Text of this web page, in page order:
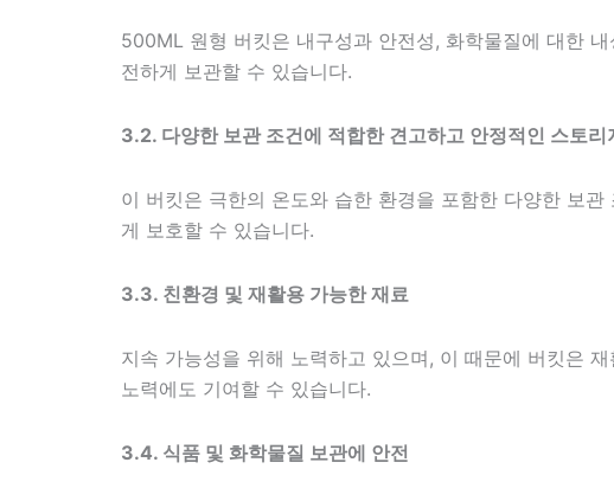
500ML 원형 버킷은 내구성과 안전성, 화학물질에 대한
전하게 보관할 수 있습니다.
3.2. 다양한 보관 조건에 적합한 견고하고 안정적인 스토리
이 버킷은 극한의 온도와 습한 환경을 포함한 다양한 보
게 보호할 수 있습니다.
3.3. 친환경 및 재활용 가능한 재료
지속 가능성을 위해 노력하고 있으며, 이 때문에 버킷은
노력에도 기여할 수 있습니다.
3.4. 식품 및 화학물질 보관에 안전